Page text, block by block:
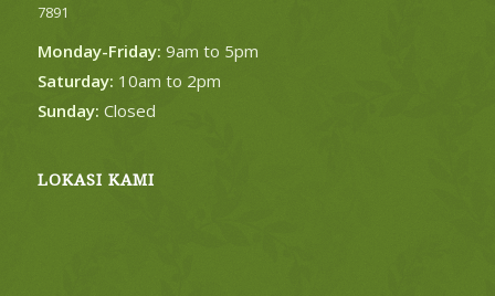
7891
Monday-Friday: 9am to 5pm
Saturday: 10am to 2pm
Sunday: Closed
LOKASI KAMI